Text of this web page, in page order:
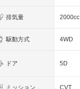
排気量 2000cc
駆動方式 4WD
ドア 5D
ミッション CVT